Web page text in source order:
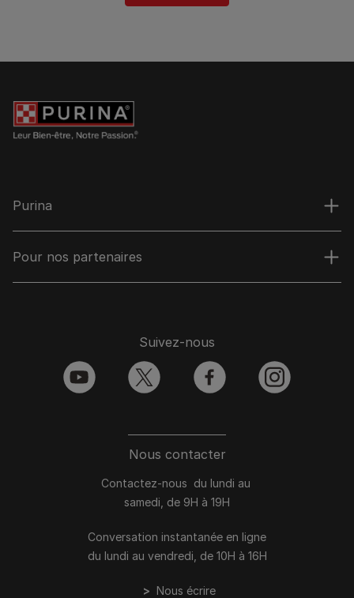
Purina
Pour nos partenaires
Nous contacter
Contactez-nous du lundi au
samedi, de 9H à 19H
Conversation instantanée en ligne
du lundi au vendredi, de 10H à 16H
> Nous écrire
Suivez-nous
youtube twitter facebook instagram